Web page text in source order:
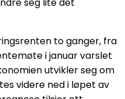
to ganger, fra
i januar varslet
utvikler seg om
videre ned i løpet av